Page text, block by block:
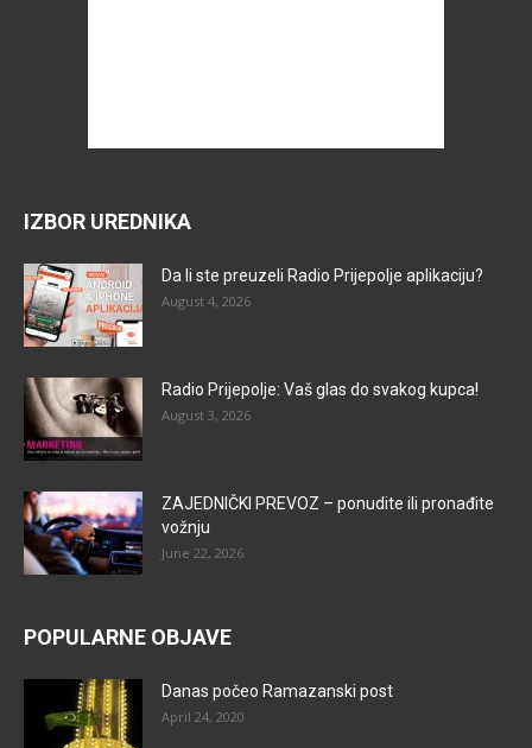
IZBOR UREDNIKA
Da li ste preuzeli Radio Prijepolje aplikaciju?
August 4, 2026
Radio Prijepolje: Vaš glas do svakog kupca!
August 3, 2026
ZAJEDNIČKI PREVOZ – ponudite ili pronađite
vožnju
June 22, 2026
POPULARNE OBJAVE
Danas počeo Ramazanski post
April 24, 2020